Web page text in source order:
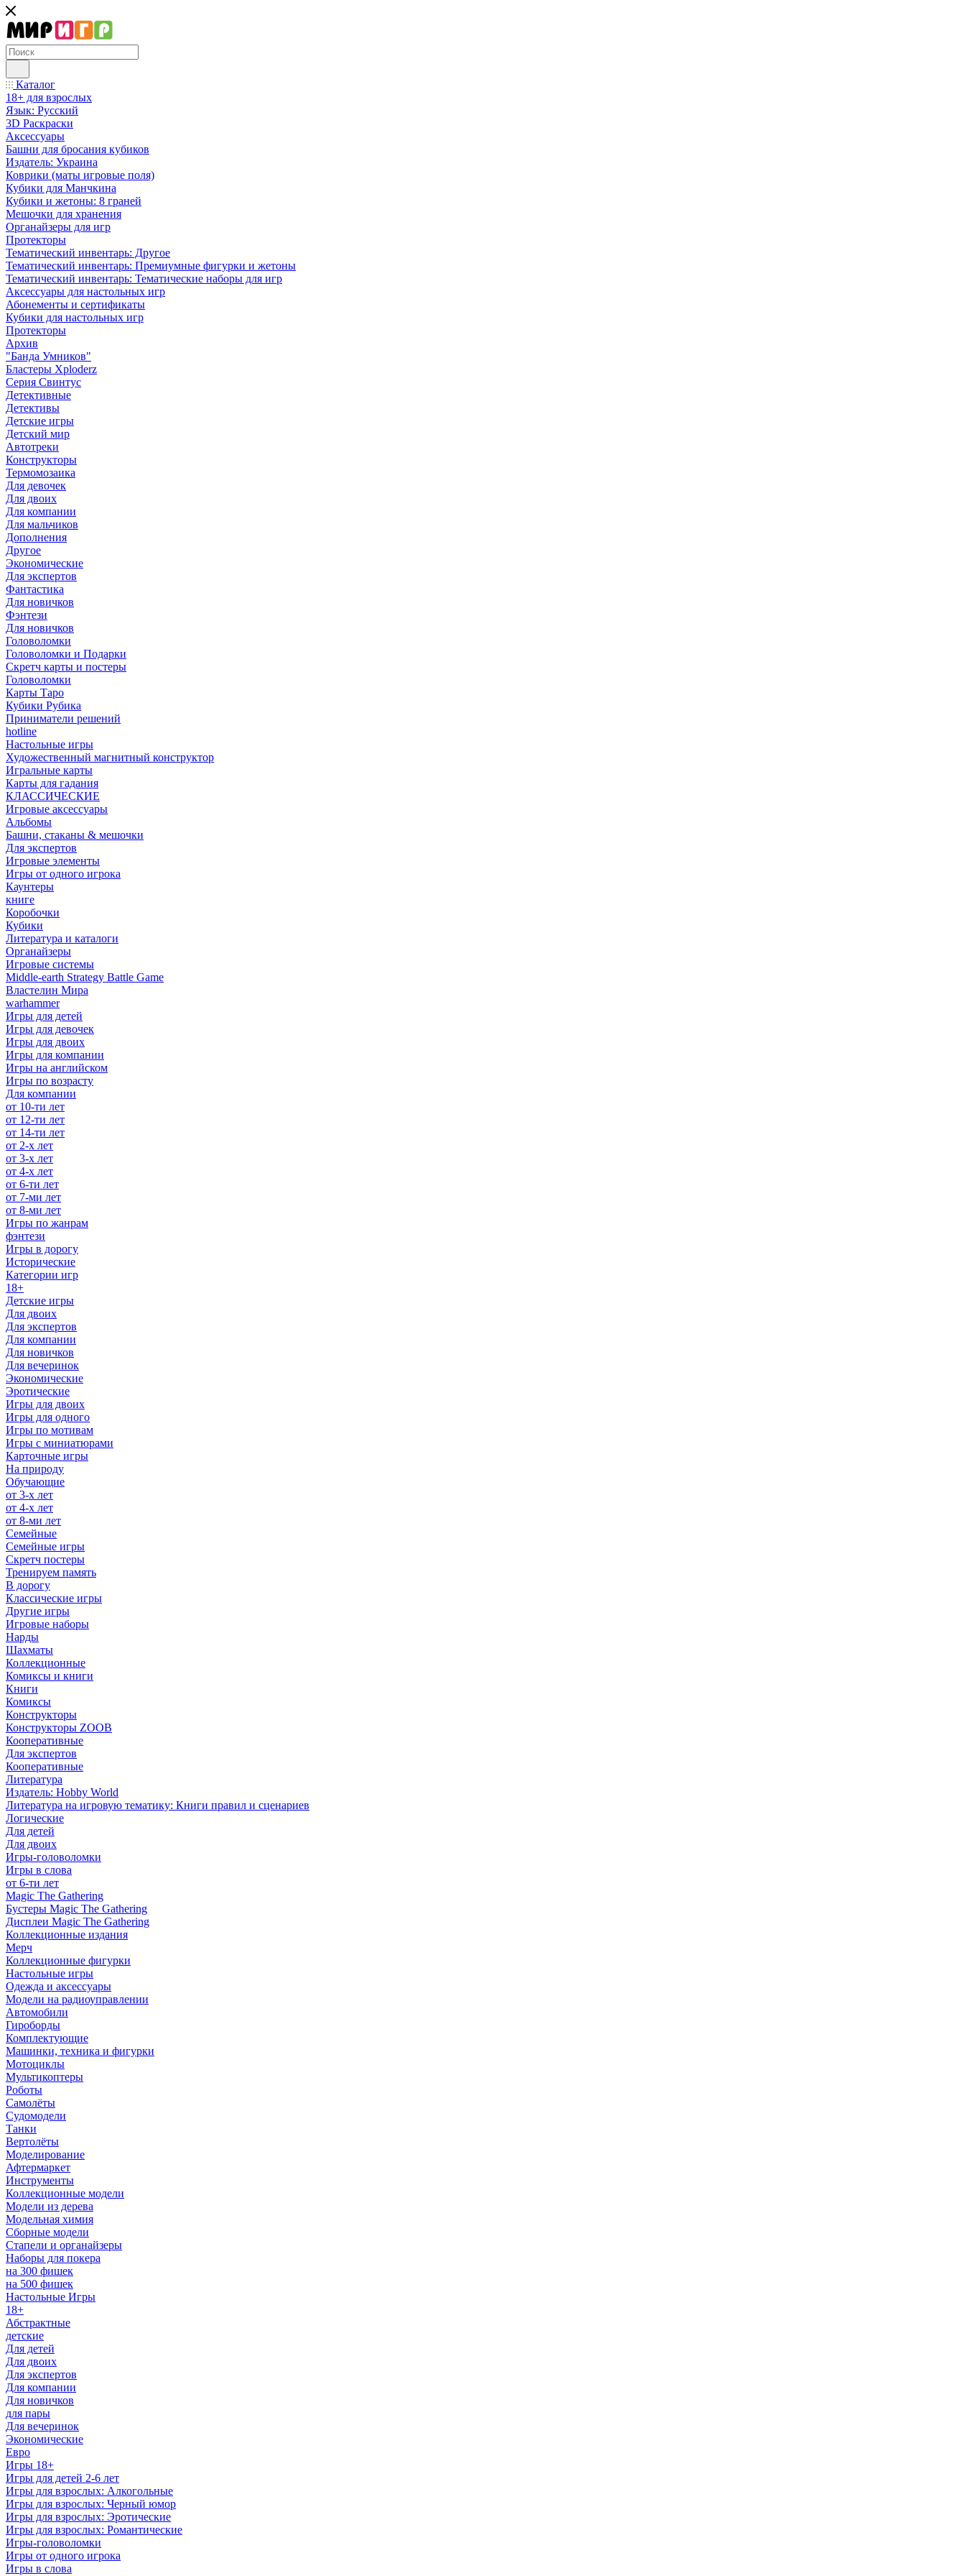
Каталог
18+ для взрослых
Язык: Русский
3D Раскраски
Аксессуары
Башни для бросания кубиков
Издатель: Украина
Коврики (маты игровые поля)
Кубики для Манчкина
Кубики и жетоны: 8 граней
Мешочки для хранения
Органайзеры для игр
Протекторы
Тематический инвентарь: Другое
Тематический инвентарь: Премиумные фигурки и жетоны
Тематический инвентарь: Тематические наборы для игр
Аксессуары для настольных игр
Абонементы и сертификаты
Кубики для настольных игр
Протекторы
Архив
"Банда Умников"
Бластеры Xploderz
Cерия Свинтус
Детективные
Детективы
Детские игры
Детский мир
Автотреки
Конструкторы
Термомозаика
Для девочек
Для двоих
Для компании
Для мальчиков
Дополнения
Другое
Экономические
Для экспертов
Фантастика
Для новичков
Фэнтези
Для новичков
Головоломки
Головоломки и Подарки
Cкретч карты и постеры
Головоломки
Карты Таро
Кубики Рубика
Приниматели решений
hotline
Настольные игры
Художественный магнитный конструктор
Игральные карты
Карты для гадания
КЛАССИЧЕСКИЕ
Игровые аксессуары
Альбомы
Башни, стаканы & мешочки
Для экспертов
Игровые элементы
Игры от одного игрока
Каунтеры
книге
Коробочки
Кубики
Литература и каталоги
Органайзеры
Игровые системы
Middle-earth Strategy Battle Game
Властелин Мира
warhammer
Игры для детей
Игры для девочек
Игры для двоих
Игры для компании
Игры на английском
Игры по возрасту
Для компании
от 10-ти лет
от 12-ти лет
от 14-ти лет
от 2-х лет
от 3-х лет
от 4-х лет
от 6-ти лет
от 7-ми лет
от 8-ми лет
Игры по жанрам
фэнтези
Игры в дорогу
Исторические
Категории игр
18+
Детские игры
Для двоих
Для экспертов
Для компании
Для новичков
Для вечеринок
Экономические
Эротические
Игры для двоих
Игры для одного
Игры по мотивам
Игры с миниатюрами
Карточные игры
На природу
Обучающие
от 3-х лет
от 4-х лет
от 8-ми лет
Семейные
Семейные игры
Скретч постеры
Тренируем память
В дорогу
Классические игры
Другие игры
Игровые наборы
Нарды
Шахматы
Коллекционные
Комиксы и книги
Книги
Комиксы
Конструкторы
Конструкторы ZOOB
Кооперативные
Для экспертов
Кооперативные
Литература
Издатель: Hobby World
Литература на игровую тематику: Книги правил и сценариев
Логические
Для детей
Для двоих
Игры-головоломки
Игры в слова
от 6-ти лет
Magic The Gathering
Бустеры Magic The Gathering
Дисплеи Magic The Gathering
Коллекционные издания
Мерч
Коллекционные фигурки
Настольные игры
Одежда и аксессуары
Модели на радиоуправлении
Автомобили
Гироборды
Комплектующие
Машинки, техника и фигурки
Мотоциклы
Мультикоптеры
Роботы
Самолёты
Судомодели
Танки
Вертолёты
Моделирование
Афтермаркет
Инструменты
Коллекционные модели
Модели из дерева
Модельная химия
Сборные модели
Стапели и органайзеры
Наборы для покера
на 300 фишек
на 500 фишек
Настольные Игры
18+
Абстрактные
детские
Для детей
Для двоих
Для экспертов
Для компании
Для новичков
для пары
Для вечеринок
Экономические
Евро
Игры 18+
Игры для детей 2-6 лет
Игры для взрослых: Алкогольные
Игры для взрослых: Черный юмор
Игры для взрослых: Эротические
Игры для взрослых: Романтические
Игры-головоломки
Игры от одного игрока
Игры в слова